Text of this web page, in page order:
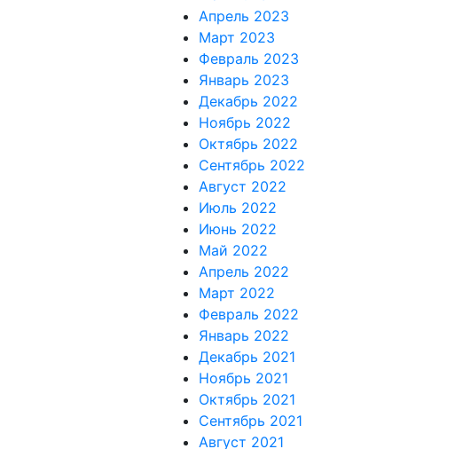
Апрель 2023
Март 2023
Февраль 2023
Январь 2023
Декабрь 2022
Ноябрь 2022
Октябрь 2022
Сентябрь 2022
Август 2022
Июль 2022
Июнь 2022
Май 2022
Апрель 2022
Март 2022
Февраль 2022
Январь 2022
Декабрь 2021
Ноябрь 2021
Октябрь 2021
Сентябрь 2021
Август 2021